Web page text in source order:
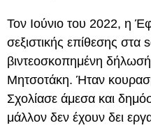
Τον Ιούνιο του 2022, η
σεξιστικής επίθεσης στα
βιντεοσκοπημένη
Μητσοτάκη. Ήταν
Σχολίασε άμεσα και
μάλλον δεν έχουν δει